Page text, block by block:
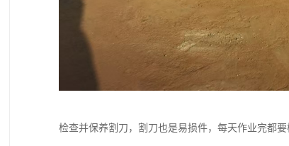
检查并保养割刀，割刀也是易损件，每天作业完都